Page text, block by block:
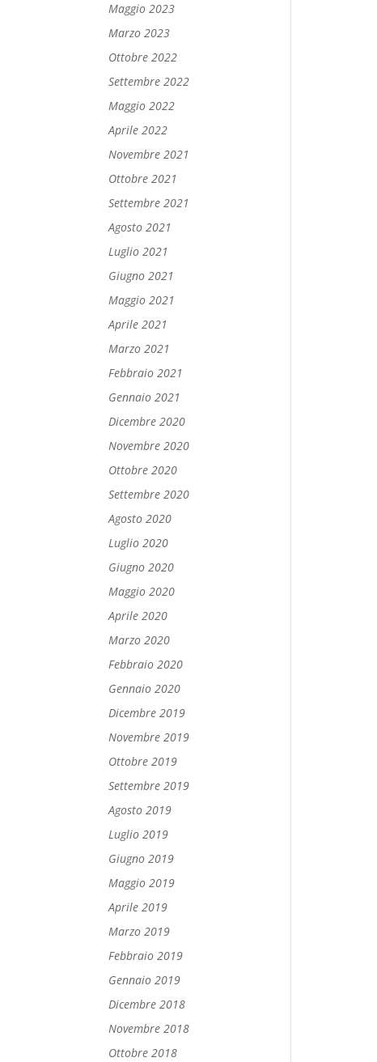
Maggio 2023
Marzo 2023
Ottobre 2022
Settembre 2022
Maggio 2022
Aprile 2022
Novembre 2021
Ottobre 2021
Settembre 2021
Agosto 2021
Luglio 2021
Giugno 2021
Maggio 2021
Aprile 2021
Marzo 2021
Febbraio 2021
Gennaio 2021
Dicembre 2020
Novembre 2020
Ottobre 2020
Settembre 2020
Agosto 2020
Luglio 2020
Giugno 2020
Maggio 2020
Aprile 2020
Marzo 2020
Febbraio 2020
Gennaio 2020
Dicembre 2019
Novembre 2019
Ottobre 2019
Settembre 2019
Agosto 2019
Luglio 2019
Giugno 2019
Maggio 2019
Aprile 2019
Marzo 2019
Febbraio 2019
Gennaio 2019
Dicembre 2018
Novembre 2018
Ottobre 2018